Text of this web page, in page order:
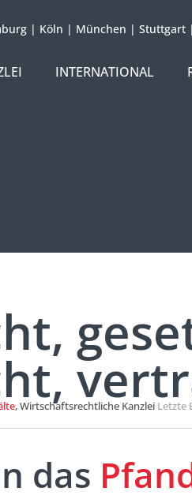
| Köln | München | Stuttgart |
INTERNATIONAL
, Wirtschaftsrechtliche Kanzlei·Letzte
das